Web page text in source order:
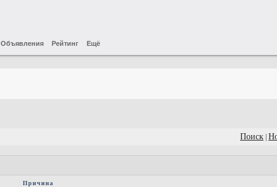
Объявления Рейтинг Ещё
Поиск
Причина